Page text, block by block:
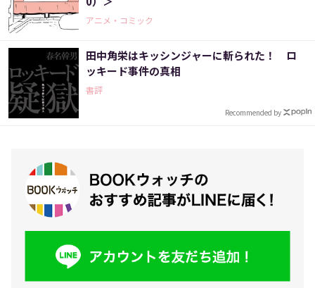
アニメ・コミック
田中角栄はキッシンジャーに斬られた！ ロ
ッキード事件の真相
書評
Recommended by